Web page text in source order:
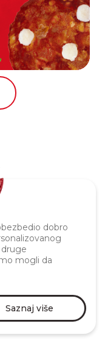
dobro
druge
mogli da
Saznaj više